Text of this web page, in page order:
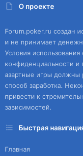
О проекте
Forum.poker.ru создан
и не принимает
Условия
конфиденциальности
азартные игры должны
способ заработка.
привести к
зависимостей.
Быстрая
Главная